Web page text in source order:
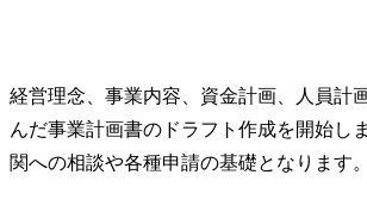
経営理念、事業内容、資金計画、人員計
んだ事業計画書のドラフト作成を開始し
関への相談や各種申請の基礎となります。